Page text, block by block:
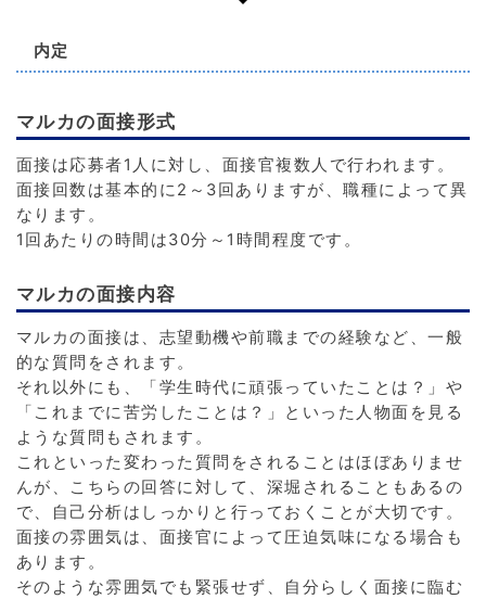
内定
マルカの面接形式
面接は応募者1人に対し、面接官複数人で行われます。
面接回数は基本的に2～3回ありますが、職種によって異
なります。
1回あたりの時間は30分～1時間程度です。
マルカの面接内容
マルカの面接は、志望動機や前職までの経験など、一般
的な質問をされます。
それ以外にも、「学生時代に頑張っていたことは？」や
「これまでに苦労したことは？」といった人物面を見る
ような質問もされます。
これといった変わった質問をされることはほぼありませ
んが、こちらの回答に対して、深堀されることもあるの
で、自己分析はしっかりと行っておくことが大切です。
面接の雰囲気は、面接官によって圧迫気味になる場合も
あります。
そのような雰囲気でも緊張せず、自分らしく面接に臨む